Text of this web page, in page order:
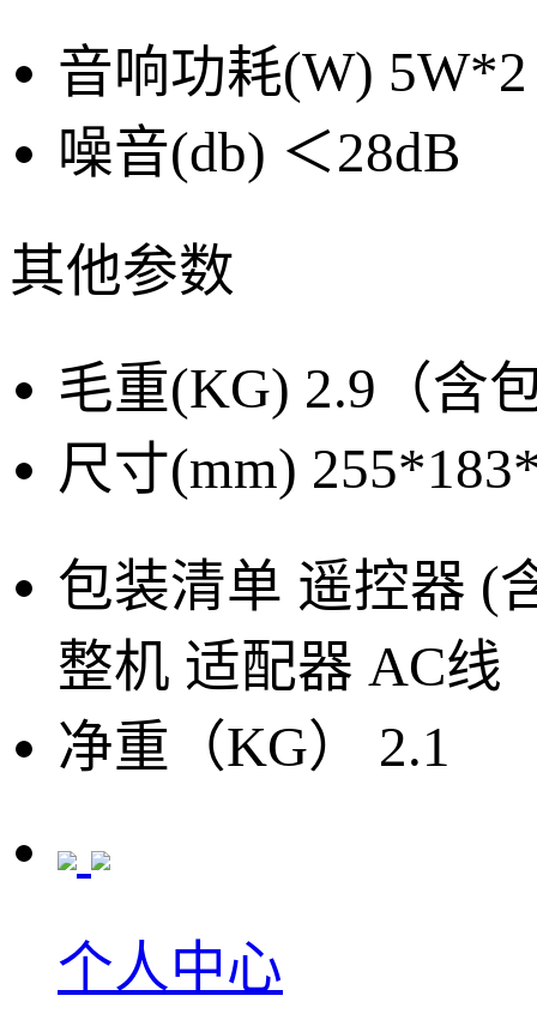
音响功耗(W) 5W*2
噪音(db) ＜28dB
其他参数
毛重(KG) 2.9（含
尺寸(mm)
包装清单 遥控器 (
整机 适配器 AC线
净重（KG）
2.1
个人中心